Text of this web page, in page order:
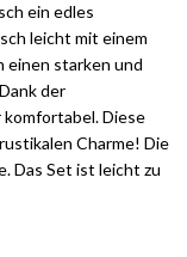
ein edles
leicht mit einem
einen starken und
der
Diese
Charme! Die
Das Set ist leicht zu